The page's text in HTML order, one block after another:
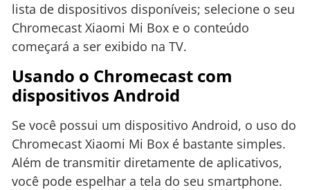
lista de dispositivos disponíveis; selecione o seu
Chromecast Xiaomi Mi Box e o conteúdo
começará a ser exibido na TV.
Usando o Chromecast com
dispositivos Android
Se você possui um dispositivo Android, o uso do
Chromecast Xiaomi Mi Box é bastante simples.
Além de transmitir diretamente de aplicativos,
você pode espelhar a tela do seu smartphone.